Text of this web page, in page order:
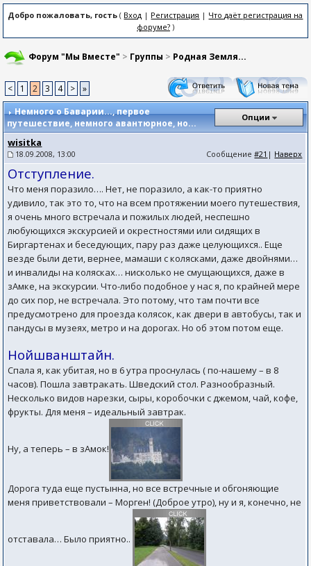
Добро пожаловать, гость ( Вход | Регистрация | Что даёт регистрация на
форуме?)
Форум "Мы Вместе" > Группы > Родная Земля...
< 1 2 3 4 >
»
Немного о Баварии..., первое
путешествие, немного авантюрное, но...
Опции
wisitka
18.09.2008, 13:00 Сообщение#21 | Наверх
Отступление.
Что меня поразило…. Нет, не поразило, а как-то приятно
удивило, так это то, что на всем протяжении моего путешествия,
я очень много встречала и пожилых людей, неспешно
любующихся экскурсией и окрестностями или сидящих в
Биргартенах и беседующих, пару раз даже целующихся.. Еще
везде были дети, вернее, мамаши с колясками, даже двойнями…
и инвалиды на колясках… нисколько не смущающихся, даже в
зАмке, на экскурсии. Что-либо подобное у нас я, по крайней мере
до сих пор, не встречала. Это потому, что там почти все
предусмотрено для проезда колясок, как двери в автобусы, так и
пандусы в музеях, метро и на дорогах. Но об этом потом еще.
Нойшванштайн.
Спала я, как убитая, но в 6 утра проснулась ( по-нашему – в 8
часов). Пошла завтракать. Шведский стол. Разнообразный.
Несколько видов нарезки, сыры, коробочки с джемом, чай, кофе,
фрукты. Для меня – идеальный завтрак.
Ну, а теперь – в зАмок!
Дорога туда еще пустынна, но все встречные и обгоняющие
меня приветствовали – Морген! (Доброе утро), ну и я, конечно, не
отставала… Было приятно..